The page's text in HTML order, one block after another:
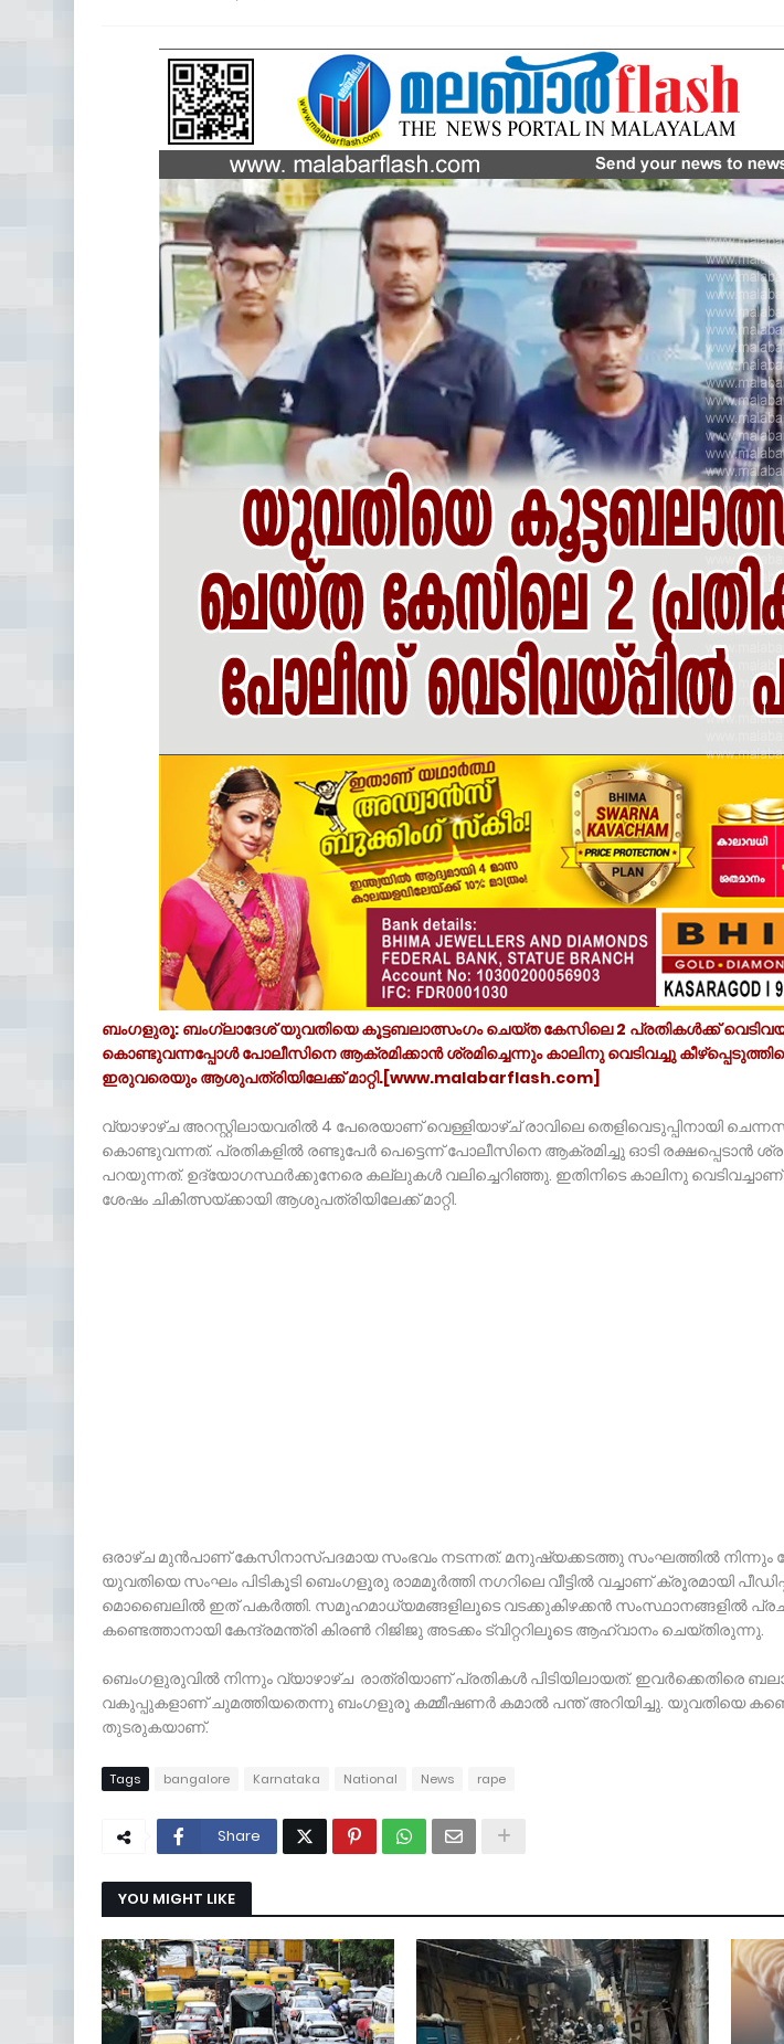
ബംഗളുരൂ: ബംഗ്ലാദേശ് യുവതിയെ കൂട്ടബലാത്സംഗം ചെയ്ത കേസിലെ 2 പ്രതികൾക്ക്
കൊണ്ടുവന്നപ്പോൾ പോലീസിനെ ആക്രമിക്കാൻ ശ്രമിച്ചെന്നും കാലിനു വെടിവച്ചു
ഇരുവരെയും ആശുപത്രിയിലേക്ക് മാറ്റി.[www.malabarflash.com]
വ്യാഴാഴ്ച അറസ്റ്റിലായവരിൽ 4 പേരെയാണ് വെള്ളിയാഴ്ച് രാവിലെ തെളിവെടുപ്പിനായി
കൊണ്ടുവന്നത്. പ്രതികളിൽ രണ്ടുപേർ പെട്ടെന്ന് പോലീസിനെ ആക്രമിച്ചു ഓടി രക്ഷപ്പെടാൻ
പറയുന്നത്. ഉദ്യോഗസ്ഥർക്കുനേരെ കല്ലുകൾ വലിച്ചെറിഞ്ഞു. ഇതിനിടെ കാലിനു
ശേഷം ചികിത്സയ്ക്കായി ആശുപത്രിയിലേക്ക് മാറ്റി.
ഒരാഴ്ച മുൻപാണ് കേസിനാസ്പദമായ സംഭവം നടന്നത്. മനുഷ്യക്കടത്തു സംഘത്തിൽ നിന്നും
യുവതിയെ സംഘം പിടികൂടി ബെംഗളൂരു രാമമൂർത്തി നഗറിലെ വീട്ടിൽ വച്ചാണ് ക്രൂരമായി
മൊബൈലിൽ ഇത് പകർത്തി. സമൂഹമാധ്യമങ്ങളിലൂടെ വടക്കുകിഴക്കൻ സംസ്ഥാനങ്ങളിൽ
കണ്ടെത്താനായി കേന്ദ്രമന്ത്രി കിരൺ റിജിജു അടക്കം ട്വിറ്ററിലൂടെ ആഹ്വാനം ചെയ്തിരുന്നു.
ബെംഗളുരുവിൽ നിന്നും വ്യാഴാഴ്ച രാത്രിയാണ് പ്രതികൾ പിടിയിലായത്. ഇവർക്കെതിരെ
വകുപ്പുകളാണ് ചുമത്തിയതെന്നു ബംഗളുരൂ കമ്മീഷണർ കമാൽ പന്ത് അറിയിച്ചു. യുവതിയെ
തുടരുകയാണ്.
Tags bangalore Karnataka National News rape
Share
YOU MIGHT LIKE